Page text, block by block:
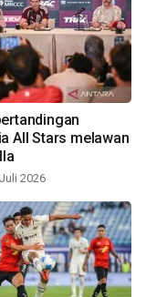
All Stars melawan
2026